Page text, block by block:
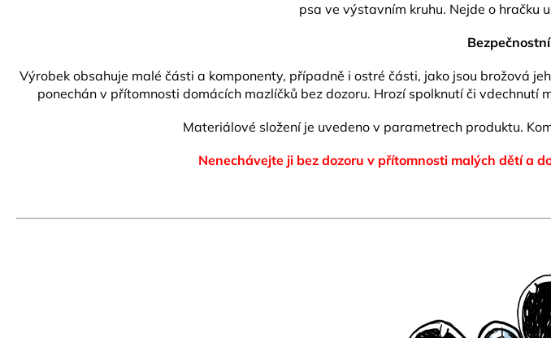
psa ve výstavním kruhu. Nejde o hračku
Výrobek obsahuje malé části a komponenty, případně i ostré části, jako jsou brožová
ponechán v přítomnosti domácích mazlíčků bez dozoru. Hrozí spolknutí či
Materiálové složení je uvedeno v parametrech produktu.
Nenechávejte ji bez dozoru v přítomnosti malých dětí a